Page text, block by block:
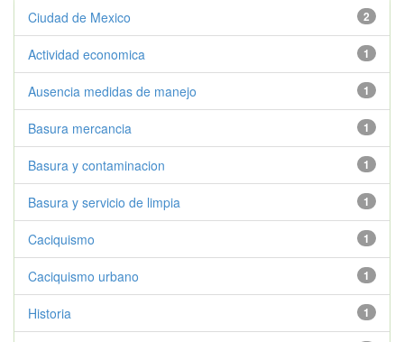
2
Ciudad de Mexico
1
Actividad economica
1
Ausencia medidas de manejo
1
Basura mercancia
1
Basura y contaminacion
1
Basura y servicio de limpia
1
Caciquismo
1
Caciquismo urbano
1
Historia